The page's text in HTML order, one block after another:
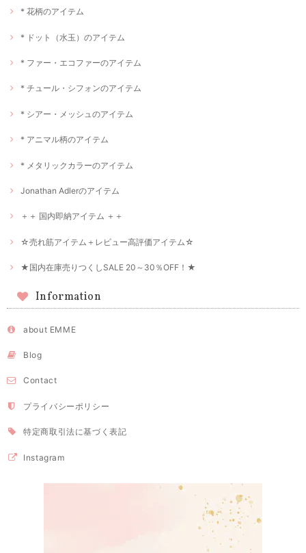
* 花柄のアイテム
* ドット（水玉）のアイテム
* ファー・エコファーのアイテム
* チュール・シフォンのアイテム
* シアー・メッシュのアイテム
* アニマル柄のアイテム
* メタリックカラーのアイテム
Jonathan Adlerのアイテム
＋＋ 国内即納アイテム ＋＋
☆売れ筋アイテム＋レビュー高評価アイテム☆
★国内在庫売りつくしSALE 20～30％OFF！★
Information
about EMME
Blog
Contact
プライバシーポリシー
特定商取引法に基づく表記
Instagram